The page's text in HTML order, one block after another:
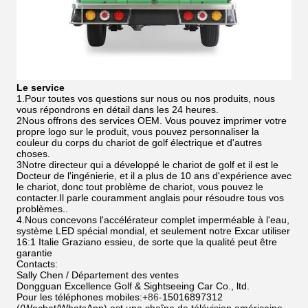
Le service
1.Pour toutes vos questions sur nous ou nos produits, nous
vous répondrons en détail dans les 24 heures.
2Nous offrons des services OEM. Vous pouvez imprimer votre
propre logo sur le produit, vous pouvez personnaliser la
couleur du corps du chariot de golf électrique et d'autres
choses.
3Notre directeur qui a développé le chariot de golf et il est le
Docteur de l'ingénierie, et il a plus de 10 ans d'expérience avec
le chariot, donc tout problème de chariot, vous pouvez le
contacter.Il parle couramment anglais pour résoudre tous vos
problèmes..
4.Nous concevons l'accélérateur complet imperméable à l'eau,
système LED spécial mondial, et seulement notre Excar utiliser
16:1 Italie Graziano essieu, de sorte que la qualité peut être
garantie
Contacts:
Sally Chen / Département des ventes
Dongguan Excellence Golf & Sightseeing Car Co., ltd.
Pour les téléphones mobiles:+86-15016897312